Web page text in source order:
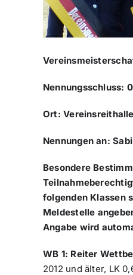
Nennungsschluss:
Ort:
Nennungen an:
Besondere
folgenden Klassen
Meldestelle
Angabe wird
WB 1: Reiter
2012 und älter, LK